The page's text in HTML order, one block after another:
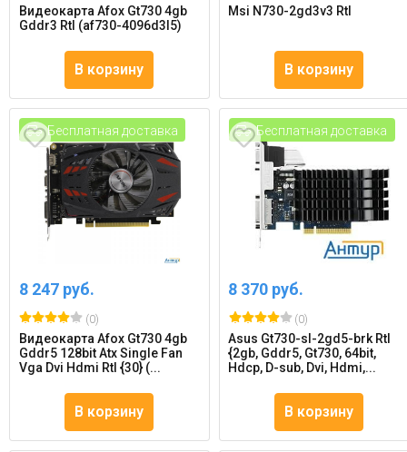
Видеокарта Afox Gt730 4gb
Gddr3 Rtl (af730-4096d3l5)
В корзину
Msi N730-2gd3v3 Rtl
В корзину
Бесплатная доставка
8 247 руб.
(0)
Видеокарта Afox Gt730 4gb
Gddr5 128bit Atx Single Fan
Vga Dvi Hdmi Rtl {30} (...
В корзину
Бесплатная доставка
8 370 руб.
(0)
Asus Gt730-sl-2gd5-brk Rtl
{2gb, Gddr5, Gt730, 64bit,
Hdcp, D-sub, Dvi, Hdmi,...
В корзину